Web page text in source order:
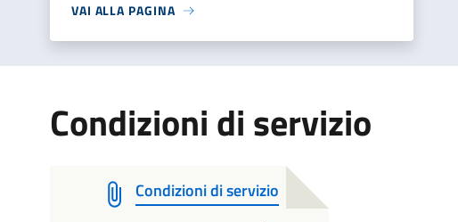
VAI ALLA PAGINA
Condizioni di servizio
Condizioni di servizio